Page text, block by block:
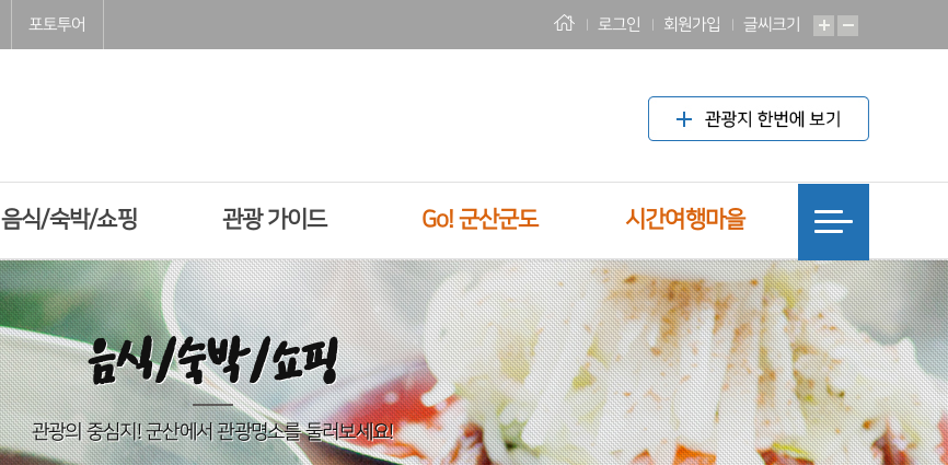
포토투어 로그인 회원가입 글씨크기
음식/숙박/쇼핑 관광 가이드 Go! 군산군도 시간여행마을
음식/숙박/쇼핑
관광의 중심지! 군산에서 관광명소를 둘러보세요!